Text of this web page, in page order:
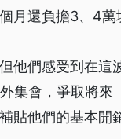
月還負擔3、4萬
他們感受到在這
集會，爭取將
貼他們的基本開